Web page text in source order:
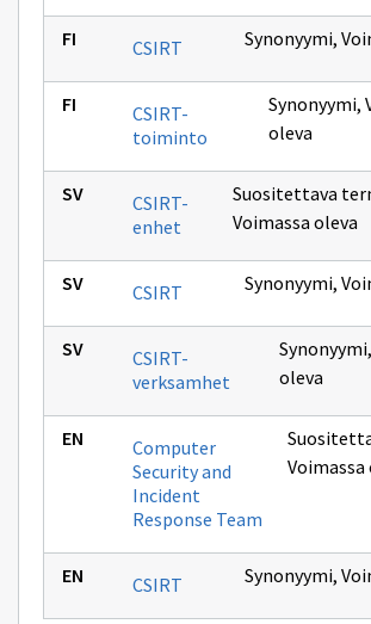
CSIRT Synonyymi,
CSIRT-
toiminto
Synonyymi,
oleva
CSIRT-
enhet
Suositettava
Voimassa oleva
CSIRT Synonyymi,
CSIRT-
verksamhet
Synonyymi,
oleva
Computer
Security and
Incident
Response Team
Voimassa
CSIRT Synonyymi,